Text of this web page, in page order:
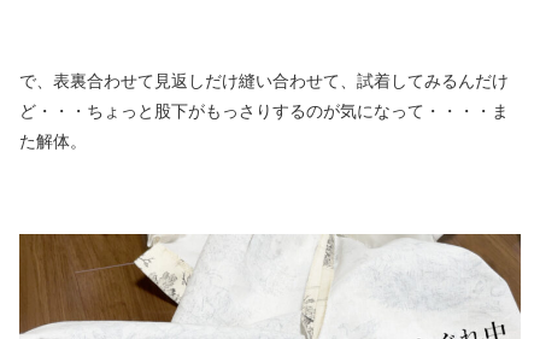
で、表裏合わせて見返しだけ縫い合わせて、試着してみるんだけ
ど・・・ちょっと股下がもっさりするのが気になって・・・・ま
た解体。